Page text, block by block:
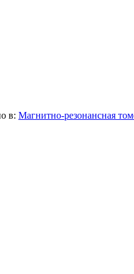
в: Магнитно-резонансная